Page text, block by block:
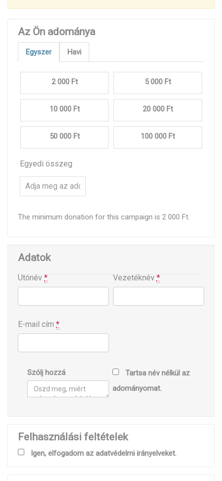
Az Ön adománya
Egyszer Havi
2 000 Ft 5 000 Ft
10 000 Ft 20 000 Ft
50 000 Ft 100 000 Ft
Egyedi összeg
The minimum donation for this campaign is 2 000 Ft.
Adatok
Utónév* Vezetéknév *
E-mail cím*
Szólj hozzá
Tartsa név nélkül az
adományomat.
Felhasználási feltételek
Igen, elfogadom az adatvédelmi irányelveket.